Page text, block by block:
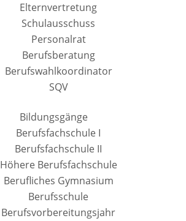
Elternvertretung
Schulausschuss
Personalrat
Berufsberatung
Berufswahlkoordinator
SQV
Bildungsgänge
Berufsfachschule I
Berufsfachschule II
Höhere Berufsfachschule
Berufliches Gymnasium
Berufsschule
Berufsvorbereitungsjahr